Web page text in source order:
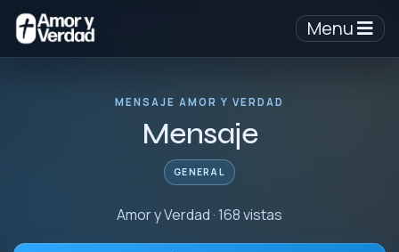
Menu
MENSAJE AMOR Y VERDAD
Mensaje
GENERAL
Amor y Verdad · 168 vistas